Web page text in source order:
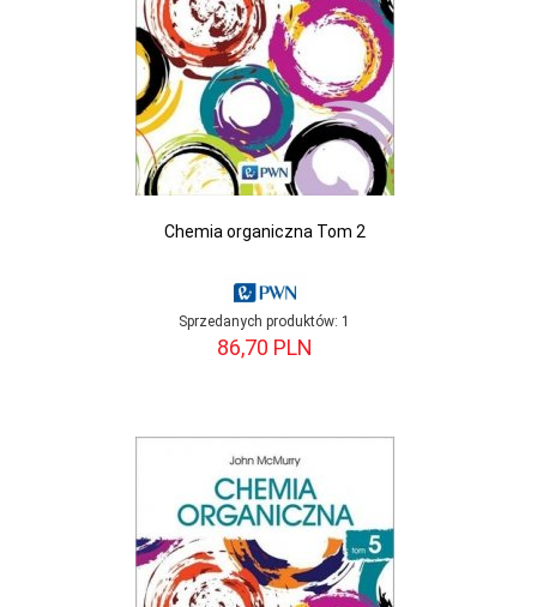
Chemia organiczna Tom 2
Sprzedanych produktów: 1
86,70 PLN